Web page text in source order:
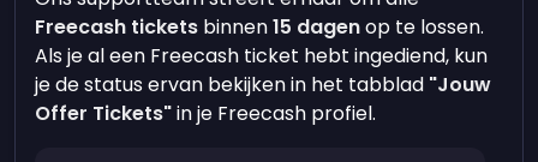
Freecash tickets binnen15 dagenop te lossen.
Als je al een Freecash ticket hebt ingediend, kun
je de status ervan bekijken in het tabblad "Jouw
Offer Tickets"in je Freecash profiel.